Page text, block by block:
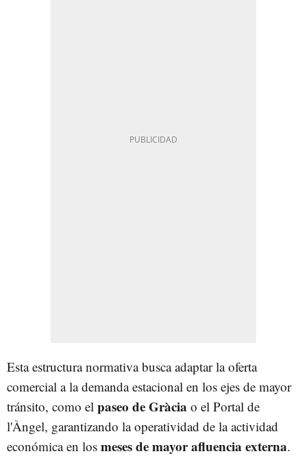
Esta estructura normativa busca adaptar la oferta
comercial a la demanda estacional en los ejes de mayor
tránsito, como el paseo de Gràcia o el Portal de
l'Àngel, garantizando la operatividad de la actividad
económica en los meses de mayor afluencia externa.